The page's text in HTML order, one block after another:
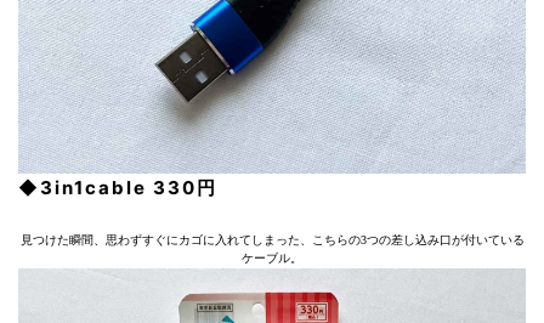
◆3in1cable 330円
見つけた瞬間、思わずすぐにカゴに入れてしまった、こちらの3つの差し込み口が付いている
ケーブル。